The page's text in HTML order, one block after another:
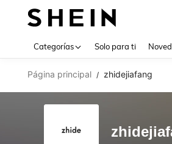
Categorías Solo para ti
Página principal / zhidejiafang